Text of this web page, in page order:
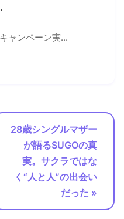
ャンペーン実...
28歳シングルマザー
が語るSUGOの真
実。サクラではな
く“人と人”の出会い
だった »